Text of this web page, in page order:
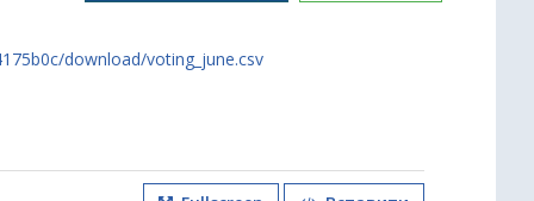
download/voting_june.csv